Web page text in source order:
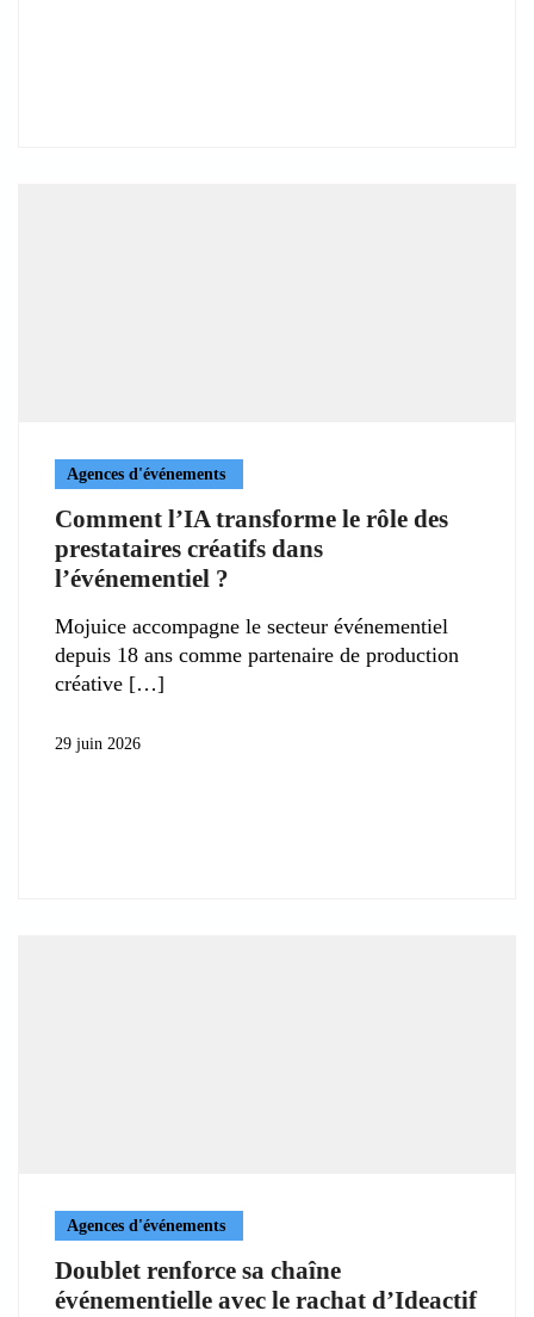
Agences d'événements
Comment l’IA transforme le rôle des
prestataires créatifs dans
l’événementiel ?
Mojuice accompagne le secteur événementiel
depuis 18 ans comme partenaire de production
créative
29 juin 2026
Agences d'événements
Doublet renforce sa chaîne
événementielle avec le rachat d’Ideactif